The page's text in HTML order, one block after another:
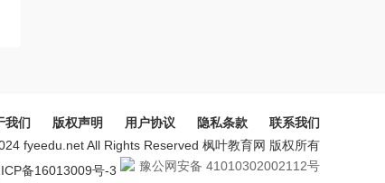
我们 版权声明 用户协议 隐私条款
联系我们
fyeedu.net All Rights Reserved 枫叶教育网 版权所有
备16013009号-3
豫公网安备 41010302002112号